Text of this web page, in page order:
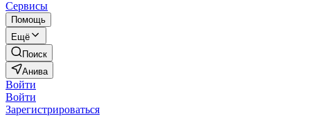
Сервисы
Помощь
Ещё
Поиск
Анива
Войти
Войти
Зарегистрироваться